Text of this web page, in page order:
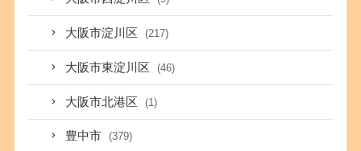
大阪市淀川区 (217)
大阪市東淀川区 (46)
大阪市北港区 (1)
豊中市 (379)